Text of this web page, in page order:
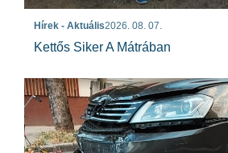
Hírek - Aktuális2026. 08. 07.
Kettős Siker A Mátrában